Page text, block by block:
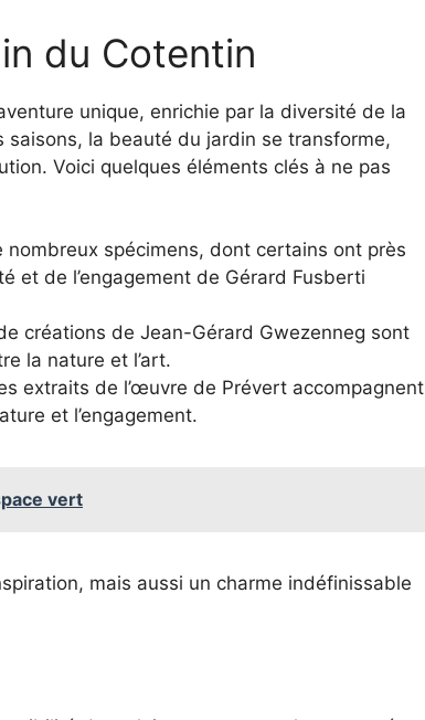
du Cotentin
unique, enrichie par la diversité de la
la beauté du jardin se transforme,
Voici quelques éléments clés à ne pas
nombreux spécimens, dont certains ont près
et de l’engagement de Gérard Fusberti
créations de Jean-Gérard Gwezenneg sont
la nature et l’art.
extraits de l’œuvre de Prévert accompagnent
et l’engagement.
vert
mais aussi un charme indéfinissable